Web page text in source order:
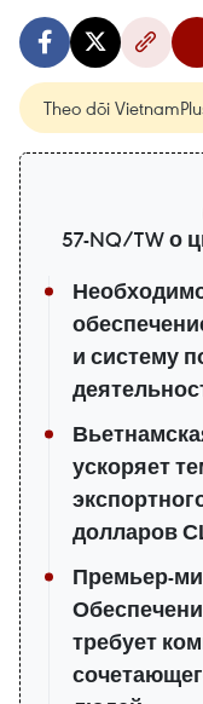
Theo dõi
57-NQ/TW о
и систему
ускоряет
долларов
Премьер-
требует